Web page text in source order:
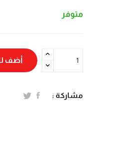
متوفر
أضف
مشاركة :